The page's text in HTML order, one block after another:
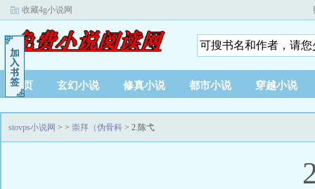
收藏4g小说网
首页 玄幻小说 修真小说 都市小说 穿越小说
stovps小说网 > > 崇拜（伪骨科 > 2.陈弋